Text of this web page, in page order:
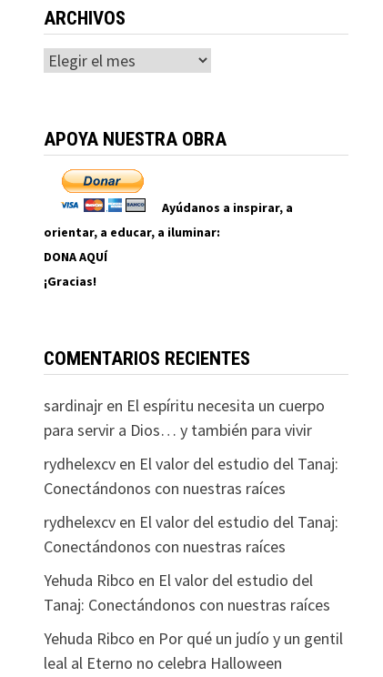
ARCHIVOS
Archivos
APOYA NUESTRA OBRA
Ayúdanos a inspirar, a
orientar, a educar, a iluminar:
DONA AQUÍ
¡Gracias!
COMENTARIOS RECIENTES
sardinajren El espíritu necesita un cuerpo
para servir a Dios… y también para vivir
rydhelexcven El valor del estudio del Tanaj:
Conectándonos con nuestras raíces
rydhelexcven El valor del estudio del Tanaj:
Conectándonos con nuestras raíces
Yehuda Ribco en El valor del estudio del
Tanaj: Conectándonos con nuestras raíces
Yehuda Ribco en Por qué un judío y un gentil
leal al Eterno no celebra Halloween